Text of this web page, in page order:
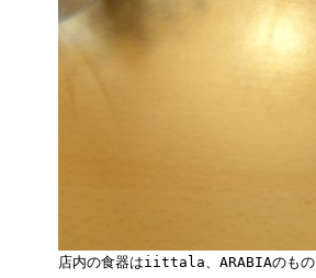
店内の食器はiittala、ARABIAのもの